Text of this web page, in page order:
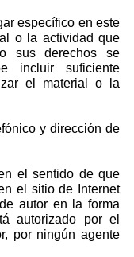
específico en este
o la actividad que
sus derechos se
incluir suficiente
el material o la
y dirección de
el sentido de que
el sitio de Internet
autor en la forma
autorizado por el
por ningún agente